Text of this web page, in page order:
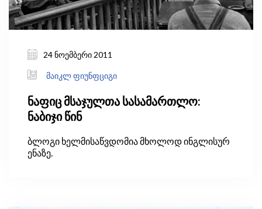
24 ნოემბერი 2011
მაიკლ ფიუნფციგი
ნაფიც მსაჯულთა სასამართლო:
ნაბიჯი წინ
ბლოგი ხელმისაწვდომია მხოლოდ ინგლისურ
ენაზე.